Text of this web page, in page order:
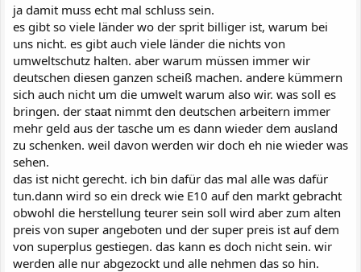
ja damit muss echt mal schluss sein.
es gibt so viele länder wo der sprit billiger ist, warum bei
uns nicht. es gibt auch viele länder die nichts von
umweltschutz halten. aber warum müssen immer wir
deutschen diesen ganzen scheiß machen. andere kümmern
sich auch nicht um die umwelt warum also wir. was soll es
bringen. der staat nimmt den deutschen arbeitern immer
mehr geld aus der tasche um es dann wieder dem ausland
zu schenken. weil davon werden wir doch eh nie wieder was
sehen.
das ist nicht gerecht. ich bin dafür das mal alle was dafür
tun.dann wird so ein dreck wie E10 auf den markt gebracht
obwohl die herstellung teurer sein soll wird aber zum alten
preis von super angeboten und der super preis ist auf dem
von superplus gestiegen. das kann es doch nicht sein. wir
werden alle nur abgezockt und alle nehmen das so hin.